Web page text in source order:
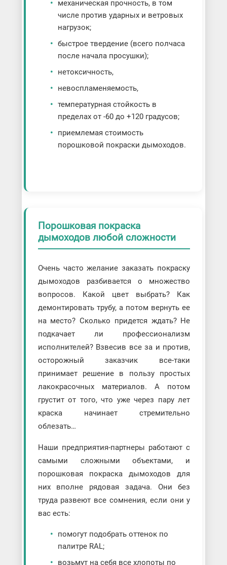
механическая прочность, в том
числе против ударных и ветровых
нагрузок;
быстрое твердение (всего полчаса
после начала просушки);
нетоксичность,
невоспламеняемость,
температурная стойкость в
пределах от -60 до +120 градусов;
приемлемая стоимость
порошковой покраски дымоходов.
Порошковая покраска
дымоходов любой сложности
Очень часто желание заказать покраску
дымоходов разбивается о множество
вопросов. Какой цвет выбрать? Как
демонтировать трубу, а потом вернуть ее
на место? Сколько придется ждать? Не
подкачает ли профессионализм
исполнителей? Взвесив все за и против,
осторожный заказчик все-таки
принимает решение в пользу простых
лакокрасочных материалов. А потом
грустит от того, что уже через пару лет
краска начинает стремительно
облезать…
Наши предприятия-партнеры работают с
самыми сложными объектами, и
порошковая покраска дымоходов для
них вполне рядовая задача. Они без
труда развеют все сомнения, если они у
вас есть:
помогут подобрать оттенок по
палитре RAL;
возьмут на себя все хлопоты по